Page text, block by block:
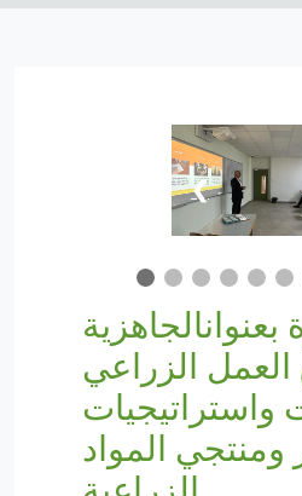
❮
الزراعي
واستراتيجيات
ومنتجي المواد